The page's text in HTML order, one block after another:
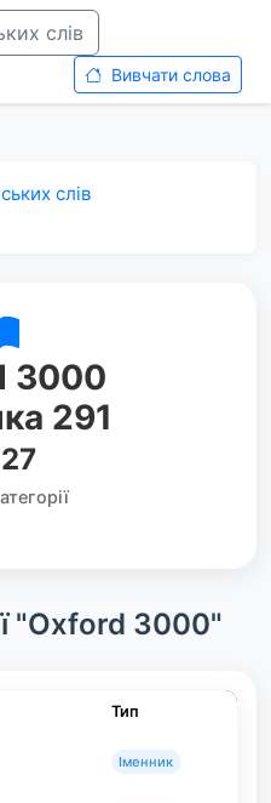
слів
Вивчати слова
слів
3000
291
"Oxford 3000"
Тип
Іменник